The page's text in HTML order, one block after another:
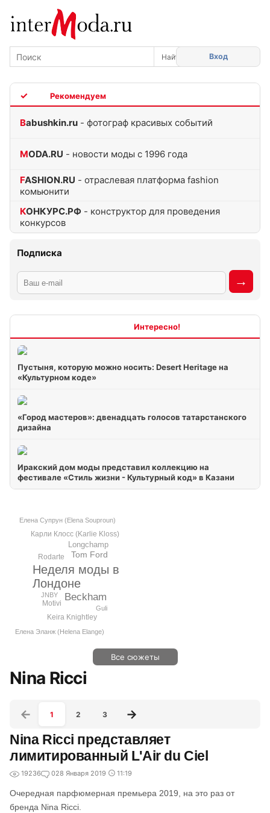
Вход
Babushkin.ru - фотограф красивых событий
MODA.RU - новости моды с 1996 года
FASHION.RU - отраслевая платформа fashion
комьюнити
КОНКУРС.РФ - конструктор для проведения
конкурсов
Подписка
Пустыня, которую можно носить: Desert Heritage на
«Культурном коде»
«Город мастеров»: двенадцать голосов татарстанского
дизайна
Иракский дом моды представил коллекцию на
фестивале «Стиль жизни - Культурный код» в Казани
Неделя моды в
Лондоне
Beckham
Tom Ford
Longchamp
Карли Клосс (Karlie Kloss)
Rodarte
Motivi
Keira Knightley
Елена Супрун (Elena Souproun)
Елена Эланж (Helena Elange)
Guli
JNBY
Все сюжеты
Nina Ricci
1 2 3
Nina Ricci представляет
лимитированный L'Air du Ciel
19236 028 Января 2019 11:19
Очередная парфюмерная премьера 2019, на это раз от
бренда Nina Ricci.